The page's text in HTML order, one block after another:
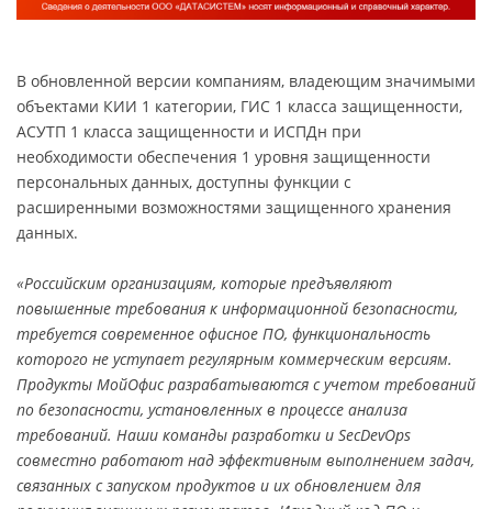
В обновленной версии компаниям, владеющим значимыми
объектами КИИ 1 категории, ГИС 1 класса защищенности,
АСУТП 1 класса защищенности и ИСПДн при
необходимости обеспечения 1 уровня защищенности
персональных данных, доступны функции с
расширенными возможностями защищенного хранения
данных.
«Российским организациям, которые предъявляют
повышенные требования к информационной безопасности,
требуется современное офисное ПО, функциональность
которого не уступает регулярным коммерческим версиям.
Продукты МойОфис разрабатываются с учетом требований
по безопасности, установленных в процессе анализа
требований. Наши команды разработки и SecDevOps
совместно работают над эффективным выполнением задач,
связанных с запуском продуктов и их обновлением для